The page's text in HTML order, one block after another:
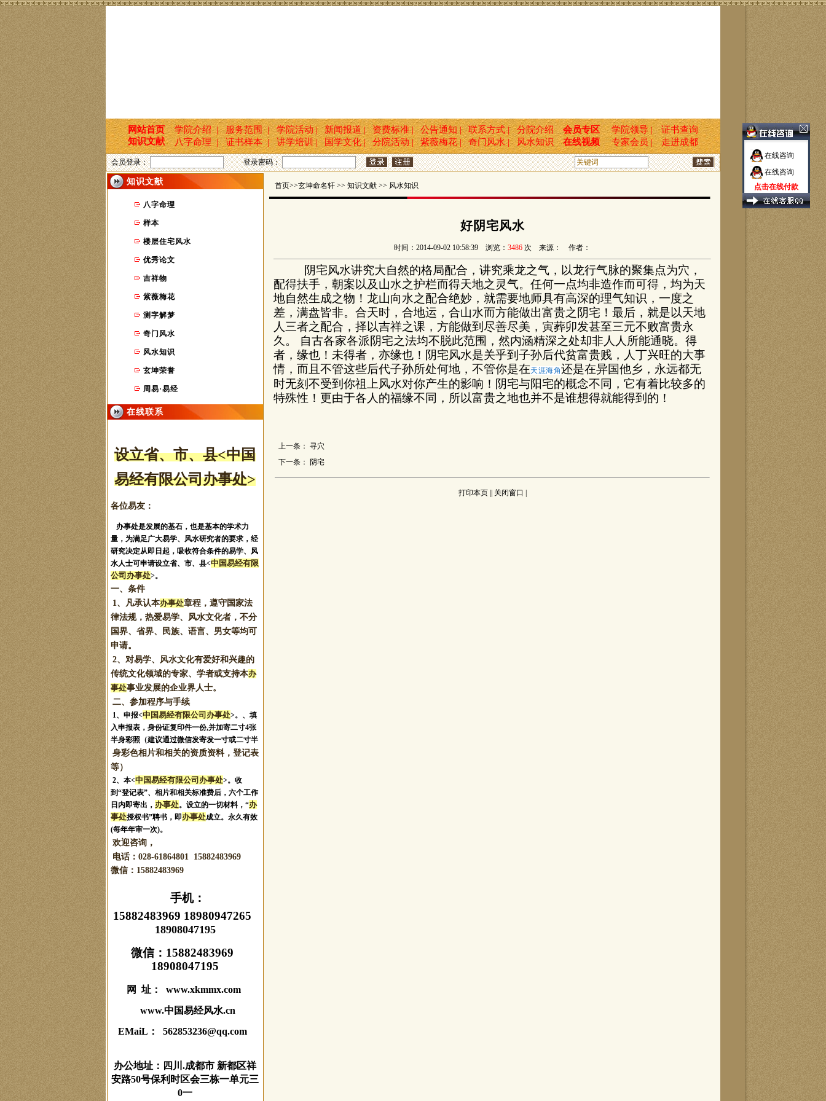
在线咨询
在线咨询
点击在线付款
网站首页 学院介绍 | 服务范围 | 学院活动 | 新闻报道 | 资费标准 | 公告通知 | 联系方式 | 分院介绍 会员专区 学院领导 |
证书查询
知识文献
八字命理 | 证书样本 | 讲学培训 | 国学文化 | 分院活动 | 紫薇梅花 | 奇门风水 | 风水知识 在线视频 专家会员 | 走进成都
会员登录： 登录密码：
知识文献
八字命理
样本
楼层住宅风水
优秀论文
吉祥物
紫薇梅花
测字解梦
奇门风水
风水知识
玄坤荣誉
周易·易经
在线联系
设立省、市、县<中国
易经有限公司办事处>
各位易友：
办事处是发展的基石，也是基本的学术力
量，为满足广大易学、风水研究者的要求，经
研究决定从即日起，吸收符合条件的易学、风
水人士可申请设立省、市、县<中国易经有限
公司办事处>。
一、条件
1、凡承认本办事处章程，遵守国家法
律法规，热爱易学、风水文化者，不分
国界、省界、民族、语言、男女等均可
申请。
2、对易学、风水文化有爱好和兴趣的
传统文化领域的专家、学者或支持本办
事处事业发展的企业界人士。
二、参加程序与手续
1、申报<中国易经有限公司办事处>。 、填
入申报表，身份证复印件一份,并加寄二寸4张
半身彩照（建议通过微信发寄发一寸或二寸半
身彩色相片和相关的资质资料，登记表
等）
2、本<中国易经有限公司办事处>。收
到“登记表”、相片和相关标准费后，六个工作
日内即寄出， 办事处。设立的一切材料，“办
事处授权书”聘书，即办事处成立。永久有效
(每年年审一次)。
欢迎咨询，
电话：028-61864801 15882483969
微信： 15882483969
手机：
15882483969 18980947265
18908047195
微信： 15882483969
18908047195
网 址： www.xkmmx.com
www.中国易经风水.cn
EMaiL： 562853236@qq.com
办公地址：四川.成都市 新都区祥
安路50号保利时区会三栋一单元三
0一
首页>>玄坤命名轩 >> 知识文献 >> 风水知识
好阴宅风水
时间：2014-09-02 10:58:39 浏览： 3486 次 来源： 作者：
阴宅风水讲究大自然的格局配合，讲究乘龙之气，以龙行气脉的聚集点为穴，
配得扶手，朝案以及山水之护栏而得天地之灵气。任何一点均非造作而可得，均为天
地自然生成之物！龙山向水之配合绝妙，就需要地师具有高深的理气知识，一度之
差，满盘皆非。合天时，合地运，合山水而方能做出富贵之阴宅！最后，就是以天地
人三者之配合，择以吉祥之课，方能做到尽善尽美，寅葬卯发甚至三元不败富贵永
久。
自古各家各派阴宅之法均不脱此范围，然内涵精深之处却非人人所能通晓。得
者，缘也！未得者，亦缘也！阴宅风水是关乎到子孙后代贫富贵贱，人丁兴旺的大事
情，而且不管这些后代子孙所处何地，不管你是在天涯海角还是在异国他乡，永远都无
时无刻不受到你祖上风水对你产生的影响！阴宅与阳宅的概念不同，它有着比较多的
特殊性！更由于各人的福缘不同，所以富贵之地也并不是谁想得就能得到的！
上一条： 寻穴
下一条：
阴宅
打印本页|| 关闭窗口